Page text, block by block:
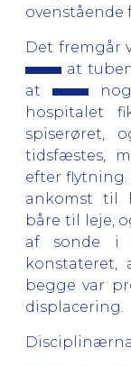
ovenstående
Det fremgår
at
at
hospitalet
spiserøret,
tidsfæstes,
efter
ankomst til
båre til leje,
af sonde i
konstateret,
begge var
displacering.